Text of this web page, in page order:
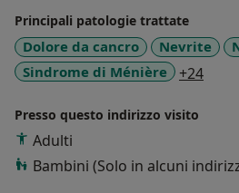
- Sindrome di Tourette.
Sono Insegnante di Qi Gong
certificazione dall’Università di
Pechino.
Principali patologie trattate
Dolore da cancro Nevrite
Sindrome di Ménière
+24
Presso questo indirizzo visito
Adulti
Bambini (Solo in alcuni